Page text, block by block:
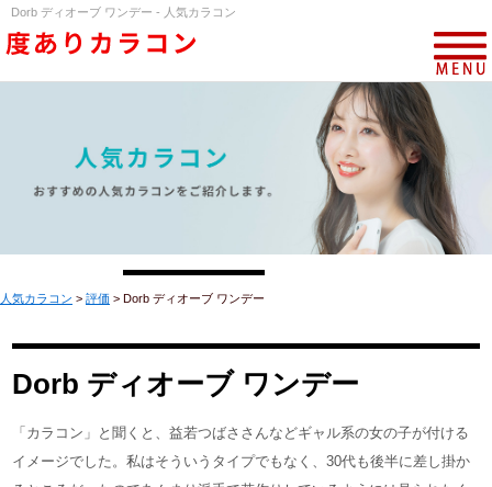
Dorb ディオーブ ワンデー - 人気カラコン
人気カラコン > 評価 > Dorb ディオーブ ワンデー
Dorb ディオーブ ワンデー
「カラコン」と聞くと、益若つばささんなどギャル系の女の子が付ける
イメージでした。私はそういうタイプでもなく、30代も後半に差し掛か